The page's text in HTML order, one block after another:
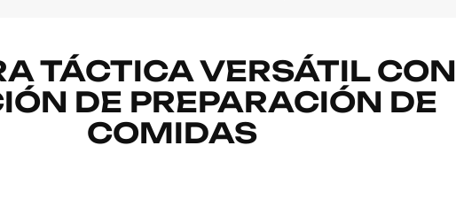
TÁCTICA VERSÁTIL CON
DE PREPARACIÓN DE
COMIDAS